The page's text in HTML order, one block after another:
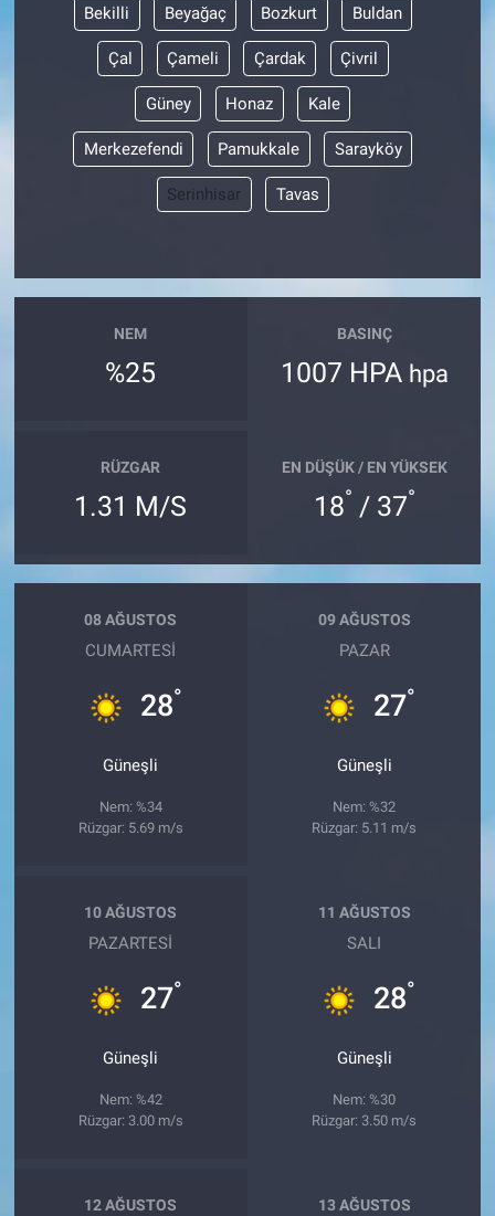
Bekilli Beyağaç Bozkurt Buldan
Çal Çameli Çardak Çivril
Güney Honaz Kale
Merkezefendi Pamukkale Sarayköy
Serinhisar Tavas
NEM
%25
BASINÇ
1007 HPA hpa
RÜZGAR
1.31 M/S
EN DÜŞÜK / EN YÜKSEK
18° / 37°
08 AĞUSTOS
CUMARTESI
28°
Güneşli
Nem: %34
Rüzgar: 5.69 m/s
09 AĞUSTOS
PAZAR
27°
Güneşli
Nem: %32
Rüzgar: 5.11 m/s
10 AĞUSTOS
PAZARTESI
27°
Güneşli
Nem: %42
Rüzgar: 3.00 m/s
11 AĞUSTOS
SALI
28°
Güneşli
Nem: %30
Rüzgar: 3.50 m/s
12 AĞUSTOS 13 AĞUSTOS